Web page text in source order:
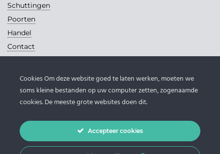
Schuttingen
Poorten
Handel
Contact
Contact
Handelsweg 13
0546 - 631 145
info@loohuis-schuttingen.nl
Cookies Om deze website goed te laten werken, moeten we
soms kleine bestanden op uw computer zetten, zogenaamde
cookies. De meeste grote websites doen dit.
Accepteer cookies